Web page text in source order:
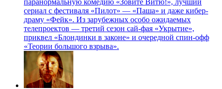
паранормальную комедию «Зовите Витю!», лучший
сериал с фестиваля «Пилот» — «Паша» и даже кибер-
драму «Фейк». Из зарубежных особо ожидаемых
телепроектов — третий сезон сай-фая «Укрытие»,
приквел «Блондинки в законе» и очередной спин-офф
«Теории большого взрыва».